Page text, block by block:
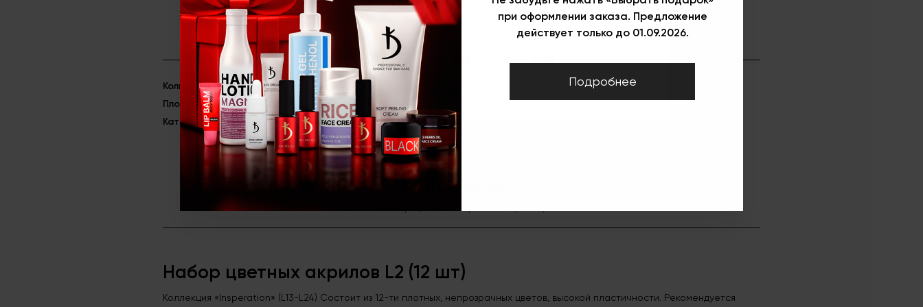
Укр
Характеристики
Набор цветных акрилов L2 (12 шт)
Количество 12 шт Набор акрилов
Плотность Плотные
Категория Акриловая система для наращивания ногтей
Описание
Набор цветных акрилов L2 (12 шт)
Коллекция «Insperation» (L13-L24) Состоит из 12-ти плотных, непрозрачных цветов, высокой пластичности. Рекомендуется
при оформлении заказа. Предложение
действует только до 01.09.2026.
Подробнее